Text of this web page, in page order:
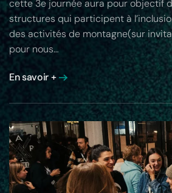
cette 3e journée aura pour objectif
structures qui participent à
des activités de montagne(sur
pour nous…
En savoir +